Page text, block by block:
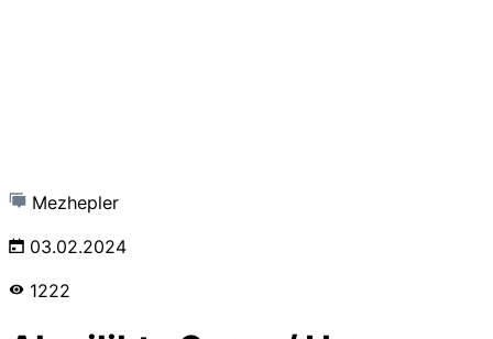
Mezhepler
03.02.2024
1222